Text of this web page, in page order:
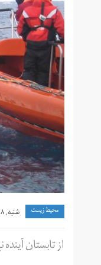
محیط زیست شنبه, ۸ دی ۱۳۹۷ ۲۰:۱۶
از تابستان